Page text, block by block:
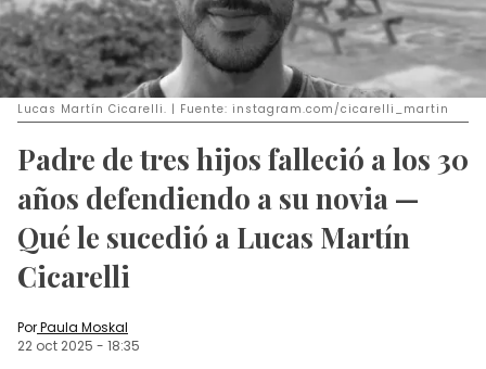
Lucas Martín Cicarelli. | Fuente: instagram.com/cicarelli_martin
Padre de tres hijos falleció a los 30
años defendiendo a su novia —
Qué le sucedió a Lucas Martín
Cicarelli
PorPaula Moskal
22 oct 2025 - 18:35